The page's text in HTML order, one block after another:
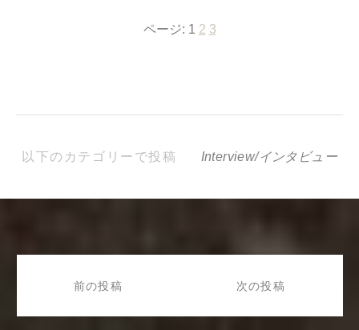
ページ: 1 2 3
以下のカテゴリーで投稿 Interview/インタビュー
前の投稿 次の投稿